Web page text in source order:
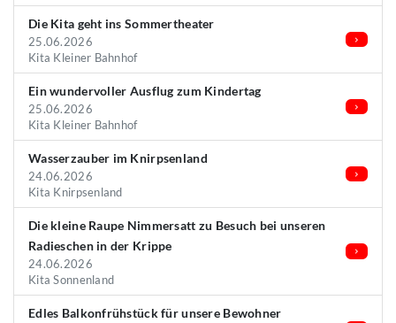
Die Kita geht ins Sommertheater
25.06.2026
Kita Kleiner Bahnhof
Ein wundervoller Ausflug zum Kindertag
25.06.2026
Kita Kleiner Bahnhof
Wasserzauber im Knirpsenland
24.06.2026
Kita Knirpsenland
Die kleine Raupe Nimmersatt zu Besuch bei unseren
Radieschen in der Krippe
24.06.2026
Kita Sonnenland
Edles Balkonfrühstück für unsere Bewohner